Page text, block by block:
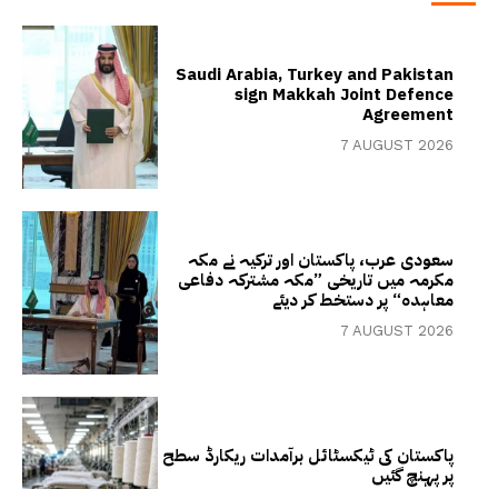
Saudi Arabia, Turkey and Pakistan
sign Makkah Joint Defence
Agreement
7 AUGUST 2026
سعودی عرب، پاکستان اور ترکیہ نے مکہ
مکرمہ میں تاریخی ”مکہ مشترکہ دفاعی
معاہدہ“ پر دستخط کر دیئے
7 AUGUST 2026
پاکستان کی ٹیکسٹائل برآمدات ریکارڈ سطح
پر پہنچ گئیں